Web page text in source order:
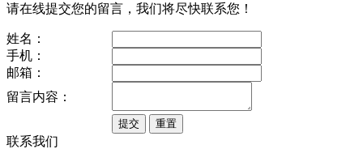
请在线提交您的留言，我们将尽快联系您！
姓名：
手机：
邮箱：
留言内容：
联系我们